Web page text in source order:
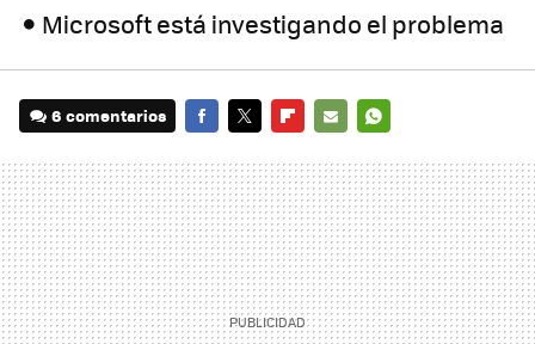
Microsoft está investigando el problema
6 comentarios
MAIL